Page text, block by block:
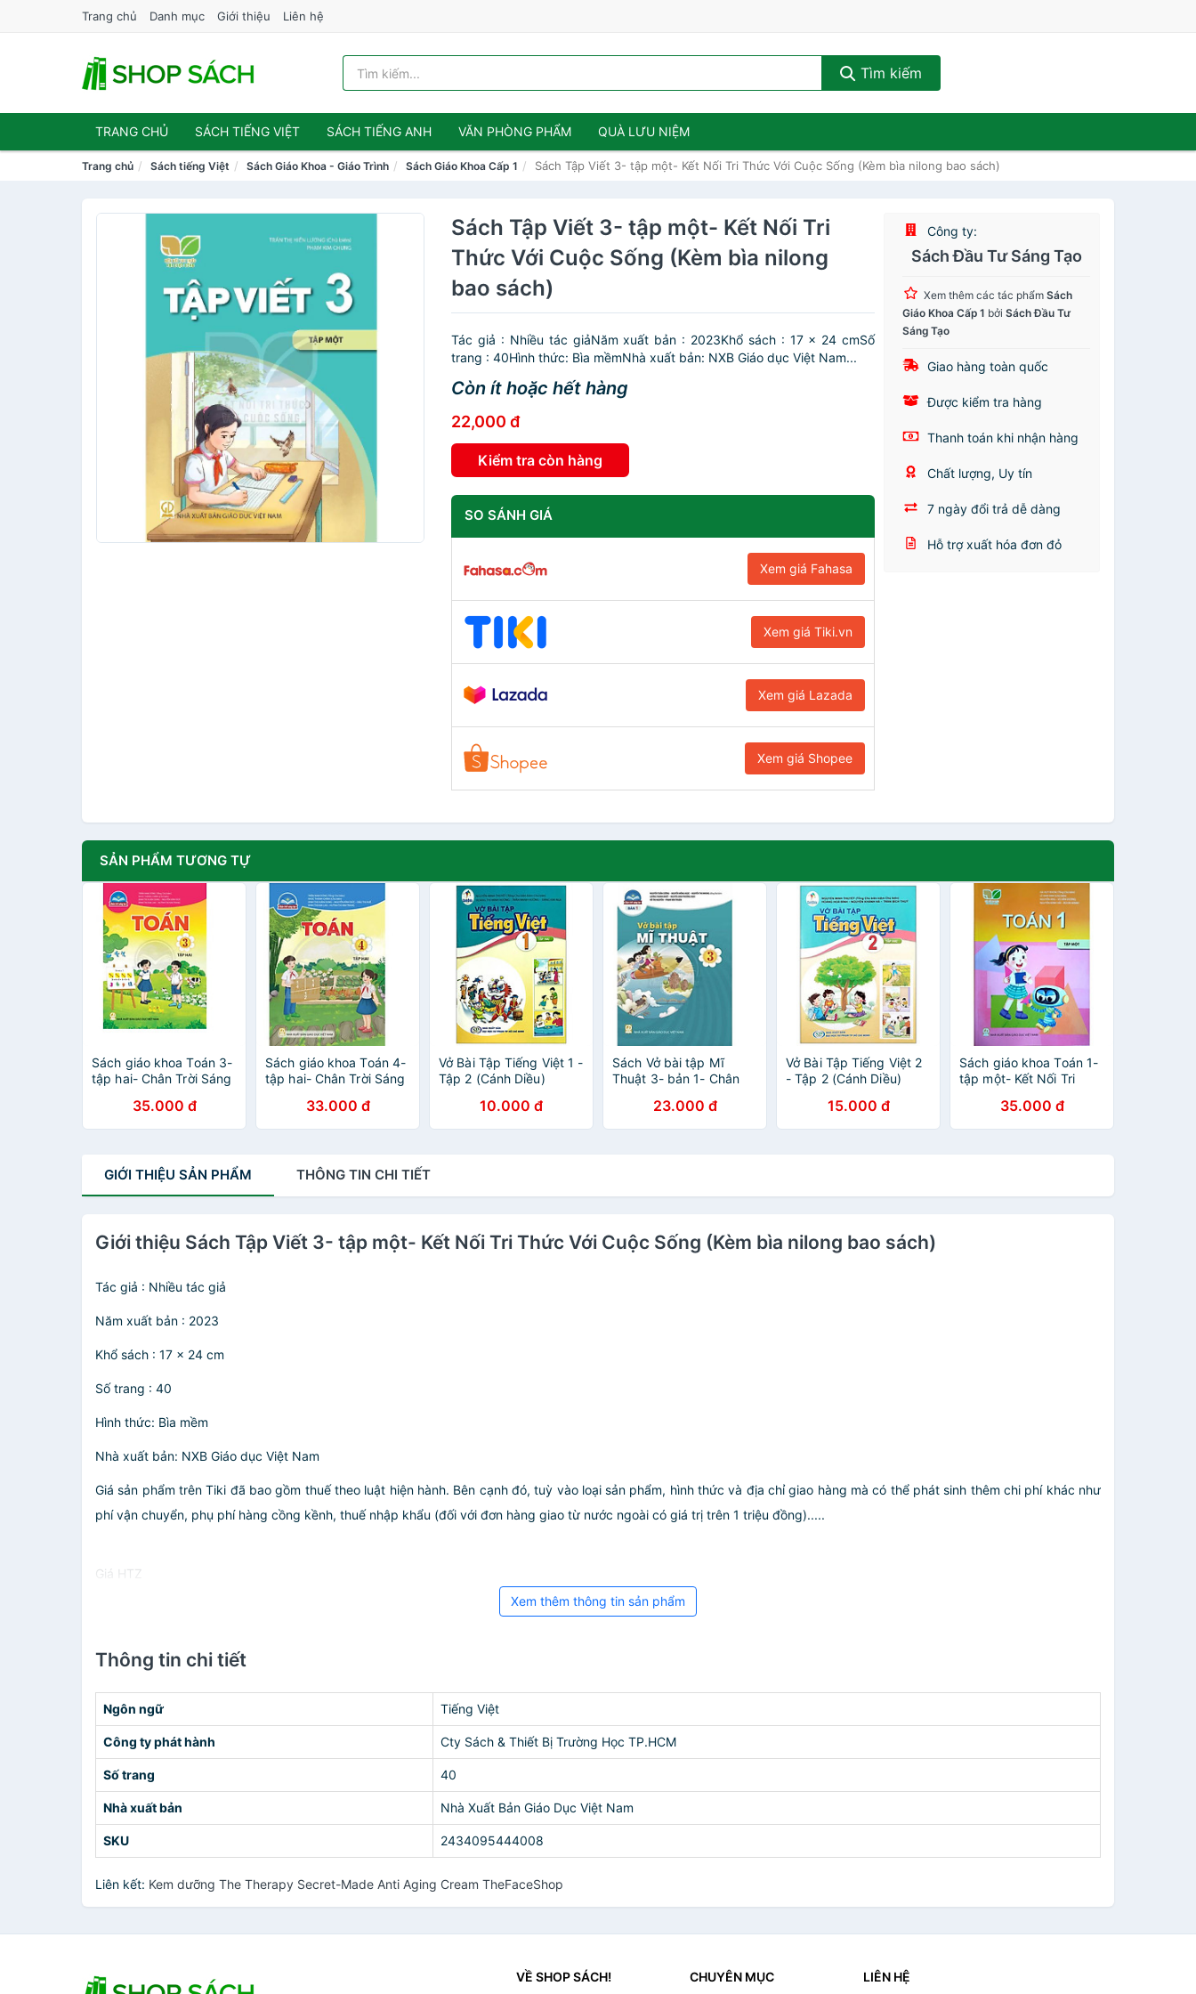
Trang chủ Danh mục Giới thiệu Liên hệ
Tìm kiếm
TRANG CHỦ SÁCH TIẾNG VIỆT SÁCH TIẾNG ANH VĂN PHÒNG PHẨM QUÀ LƯU NIỆM
Trang chủ Sách tiếng Việt Sách Giáo Khoa - Giáo Trình Sách Giáo Khoa Cấp 1 Sách Tập Viết 3- tập một- Kết Nối Tri Thức Với Cuộc Sống (Kèm bìa nilong bao sách)
Sách Tập Viết 3- tập một- Kết Nối Tri
Thức Với Cuộc Sống (Kèm bìa nilong
bao sách)
Tác giả : Nhiều tác giảNăm xuất bản : 2023Khổ sách : 17 x 24 cmSố
trang : 40Hình thức: Bìa mềmNhà xuất bản: NXB Giáo dục Việt Nam...
Còn ít hoặc hết hàng
22,000 đ
Kiểm tra còn hàng
SO SÁNH GIÁ
Xem giá Fahasa
Xem giá Tiki.vn
Xem giá Lazada
Xem giá Shopee
Công ty:
Sách Đầu Tư Sáng Tạo
Xem thêm các tác phẩmSách
Giáo Khoa Cấp 1 bởiSách Đầu Tư
Sáng Tạo
Giao hàng toàn quốc
Được kiểm tra hàng
Thanh toán khi nhận hàng
Chất lượng, Uy tín
7 ngày đổi trả dễ dàng
Hỗ trợ xuất hóa đơn đỏ
SẢN PHẨM TƯƠNG TỰ
Sách giáo khoa Toán 3-
tập hai- Chân Trời Sáng
35.000 đ
Sách giáo khoa Toán 4-
tập hai- Chân Trời Sáng
33.000 đ
Vở Bài Tập Tiếng Việt 1 -
Tập 2 (Cánh Diều)
10.000 đ
Sách Vở bài tập Mĩ
Thuật 3- bản 1- Chân
Nilon bọc Sách)
23.000 đ
Vở Bài Tập Tiếng Việt 2
- Tập 2 (Cánh Diều)
15.000 đ
Sách giáo khoa Toán 1-
tập một- Kết Nối Tri
(Kèm Nilon bọc Sách)
35.000 đ
GIỚI THIỆU SẢN PHẨM THÔNG TIN CHI TIẾT
Giới thiệu Sách Tập Viết 3- tập một- Kết Nối Tri Thức Với Cuộc Sống (Kèm bìa nilong bao sách)
Tác giả : Nhiều tác giả
Năm xuất bản : 2023
Khổ sách : 17 x 24 cm
Số trang : 40
Hình thức: Bìa mềm
Nhà xuất bản: NXB Giáo dục Việt Nam
Giá sản phẩm trên Tiki đã bao gồm thuế theo luật hiện hành. Bên cạnh đó, tuỳ vào loại sản phẩm, hình thức và địa chỉ giao hàng mà có thể phát sinh thêm chi phí khác như
phí vận chuyển, phụ phí hàng cồng kềnh, thuế nhập khẩu (đối với đơn hàng giao từ nước ngoài có giá trị trên 1 triệu đồng).....
Giá HTZ
Xem thêm thông tin sản phẩm
Thông tin chi tiết
Ngôn ngữ Tiếng Việt
Công ty phát hành Cty Sách & Thiết Bị Trường Học TP.HCM
Số trang 40
Nhà xuất bản Nhà Xuất Bản Giáo Dục Việt Nam
SKU 2434095444008
Liên kết: Kem dưỡng The Therapy Secret-Made Anti Aging Cream TheFaceShop
VỀ SHOP SÁCH! CHUYÊN MỤC LIÊN HỆ